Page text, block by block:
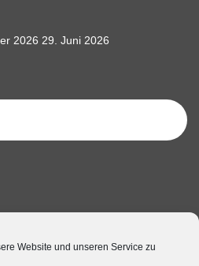
Website und unseren Service zu
2026 29. Juni 2026